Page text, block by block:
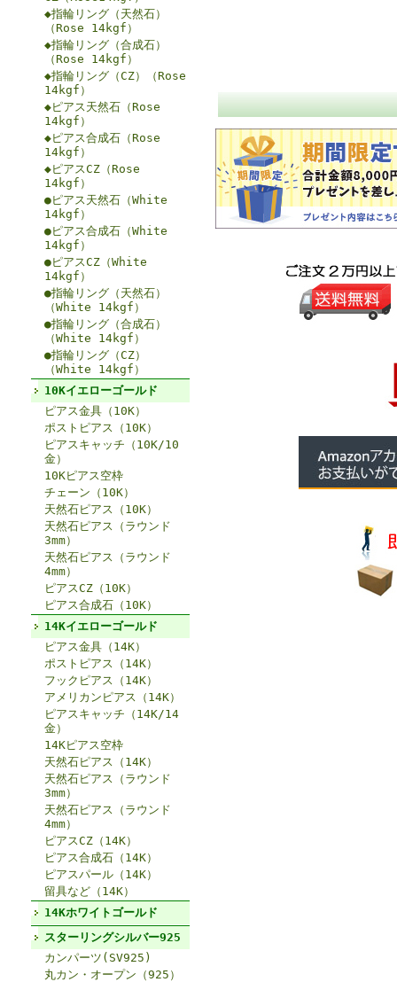
◆指輪リング（天然石）
（Rose 14kgf）
◆指輪リング（合成石）
（Rose 14kgf）
◆指輪リング（CZ）（Rose
14kgf）
◆ピアス天然石（Rose
14kgf）
◆ピアス合成石（Rose
14kgf）
◆ピアスCZ（Rose
14kgf）
●ピアス天然石（White
14kgf）
●ピアス合成石（White
14kgf）
●ピアスCZ（White
14kgf）
●指輪リング（天然石）
（White 14kgf）
●指輪リング（合成石）
（White 14kgf）
●指輪リング（CZ）
（White 14kgf）
10Kイエローゴールド
ピアス金具（10K）
ポストピアス（10K）
ピアスキャッチ（10K/10
金）
10Kピアス空枠
チェーン（10K）
天然石ピアス（10K）
天然石ピアス（ラウンド
3mm）
天然石ピアス（ラウンド
4mm）
ピアスCZ（10K）
ピアス合成石（10K）
14Kイエローゴールド
ピアス金具（14K）
ポストピアス（14K）
フックピアス（14K）
アメリカンピアス（14K）
ピアスキャッチ（14K/14
金）
14Kピアス空枠
天然石ピアス（14K）
天然石ピアス（ラウンド
3mm）
天然石ピアス（ラウンド
4mm）
ピアスCZ（14K）
ピアス合成石（14K）
ピアスパール（14K）
留具など（14K）
14Kホワイトゴールド
スターリングシルバー925
カンパーツ(SV925)
丸カン・オープン（925）